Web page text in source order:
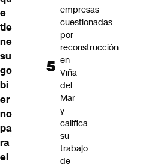
e
tie
ne
su
go
bi
er
no
pa
ra
el
empresas
cuestionadas
por
reconstrucción
en
Viña
del
Mar
y
califica
su
trabajo
de